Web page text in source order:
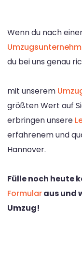
Wenn du nach
du bei uns genau
mit unserem
größten Wert auf
erbringen unsere
erfahrenem und
Hannover.
Fülle noch heute
Formularaus und
Umzug!